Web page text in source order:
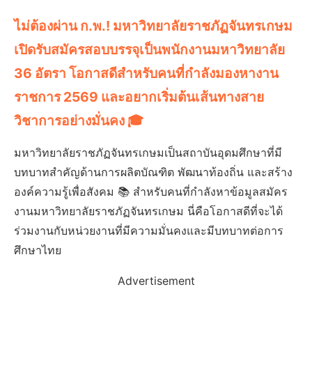
ไม่ต้องผ่าน ก.พ.! มหาวิทยาลัยราชภัฏจันทรเกษม
เปิดรับสมัครสอบบรรจุเป็นพนักงานมหาวิทยาลัย
36 อัตรา โอกาสดีสำหรับคนที่กำลังมองหางาน
ราชการ 2569 และอยากเริ่มต้นเส้นทางสาย
วิชาการอย่างมั่นคง 🎓
มหาวิทยาลัยราชภัฏจันทรเกษมเป็นสถาบันอุดมศึกษาที่มี
บทบาทสำคัญด้านการผลิตบัณฑิต พัฒนาท้องถิ่น และสร้าง
องค์ความรู้เพื่อสังคม 📚 สำหรับคนที่กำลังหาข้อมูลสมัคร
งานมหาวิทยาลัยราชภัฏจันทรเกษม นี่คือโอกาสดีที่จะได้
ร่วมงานกับหน่วยงานที่มีความมั่นคงและมีบทบาทต่อการ
ศึกษาไทย
Advertisement